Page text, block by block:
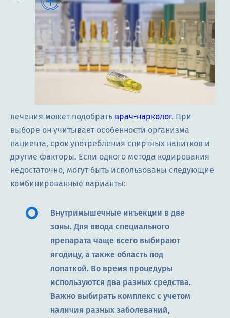
лечения может подобрать врач-нарколог. При
выборе он учитывает особенности организма
пациента, срок употребления спиртных напитков и
другие факторы. Если одного метода кодирования
недостаточно, могут быть использованы следующие
комбинированные варианты:
Внутримышечные инъекции в две
зоны. Для ввода специального
препарата чаще всего выбирают
ягодицу, а также область под
лопаткой. Во время процедуры
используются два разных средства.
Важно выбирать комплекс с учетом
наличия разных заболеваний,